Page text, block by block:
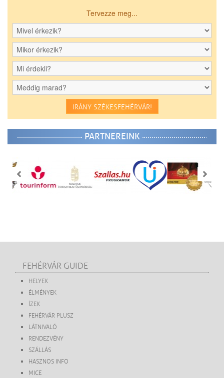
Tervezze meg...
IRÁNY SZÉKESFEHÉRVÁR!
PARTNEREINK
FEHÉRVÁR GUIDE
HELYEK
ÉLMÉNYEK
ÍZEK
FEHÉRVÁR PLUSZ
LÁTNIVALÓ
RENDEZVÉNY
SZÁLLÁS
HASZNOS INFO
MICE